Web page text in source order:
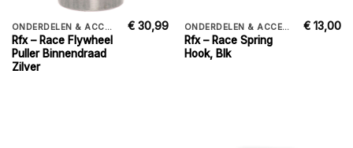
ONDERDELEN & ACCESSORIES
Rfx – Race Flywheel
Puller Binnendraad
Zilver
€ 30,99 ONDERDELEN & ACCESSORIES
Rfx – Race Spring
Hook, Blk
€ 13,00